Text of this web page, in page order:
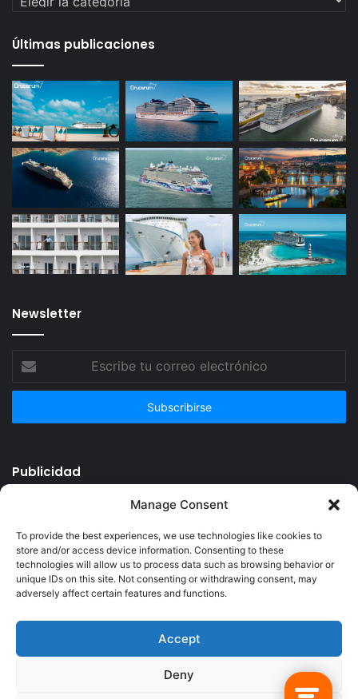
Manage Consent
To provide the best experiences, we use technologies like cookies to
store and/or access device information. Consenting to these
technologies will allow us to process data such as browsing behavior or
unique IDs on this site. Not consenting or withdrawing consent, may
adversely affect certain features and functions.
Accept
Deny
Últimas publicaciones
Newsletter
correo
Publicidad
© Copyright 2026, Todos los derechos reservados @Crucerum |
Facebook
Twitter Instagram